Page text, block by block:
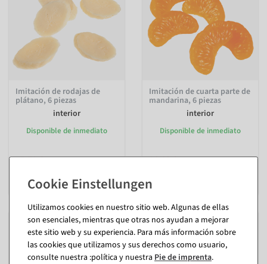
Imitación de rodajas de
plátano, 6 piezas
interior
Disponible de inmediato
17,79 €
9,95 EUR más IVA
Imitación de cuarta parte de
mandarina, 6 piezas
interior
Disponible de inmediato
16,60 €
9,95 EUR más IVA
Utilizamos cookies en nuestro sitio web. Algunas de ellas
son esenciales, mientras que otras nos ayudan a mejorar
este sitio web y su experiencia. Para más información sobre
las cookies que utilizamos y sus derechos como usuario,
consulte nuestra :política y nuestra Pie de imprenta.